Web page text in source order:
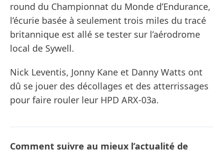
round du Championnat du Monde d’Endurance,
l’écurie basée à seulement trois miles du tracé
britannique est allé se tester sur l’aérodrome
local de Sywell.
Nick Leventis, Jonny Kane et Danny Watts ont
dû se jouer des décollages et des atterrissages
pour faire rouler leur HPD ARX-03a.
Comment suivre au mieux l’actualité de